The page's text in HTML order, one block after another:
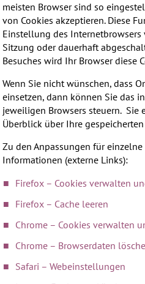
meisten Browser sind so
von Cookies akzeptieren. Diese
Einstellung des
Sitzung oder dauerhaft
Besuches wird Ihr Browser diese
Wenn Sie nicht wünschen, dass
einsetzen, dann können Sie das
jeweiligen Browsers steuern. Sie
Überblick über Ihre gespeicherten
Zu den Anpassungen für
Informationen (externe Links):
Firefox – Cookies verwalten
Firefox – Cache leeren
Chrome – Cookies verwalten
Chrome – Browserdaten
Safari – Webeinstellungen